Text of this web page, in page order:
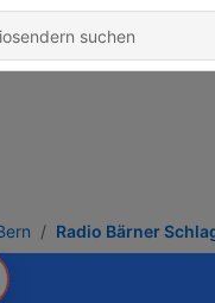
Radio Bärner